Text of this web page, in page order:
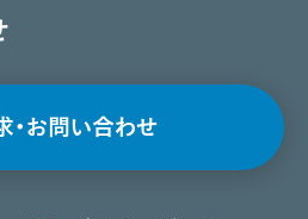
・お問い合わせ